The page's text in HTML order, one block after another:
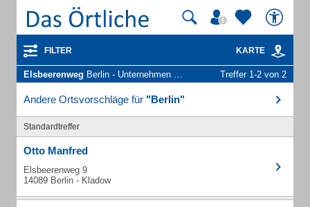
FILTER KARTE
Elsbeerenweg Berlin - Unternehmen und Personen Treffer 1-2 von 2
Andere Ortsvorschläge für "Berlin"
Standardtreffer
Otto Manfred
Elsbeerenweg 9
14089 Berlin - Kladow